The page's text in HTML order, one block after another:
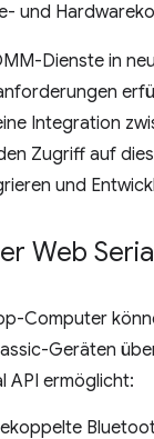
und
Dienste in
Integration
Zugriff auf
und
Web
Computer
Geräten
API ermöglicht: